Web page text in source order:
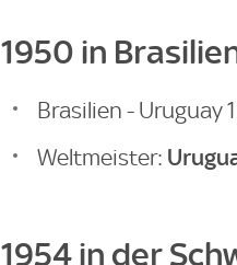
1950 in
Brasilien - Uruguay
Weltmeister:
1954 in der